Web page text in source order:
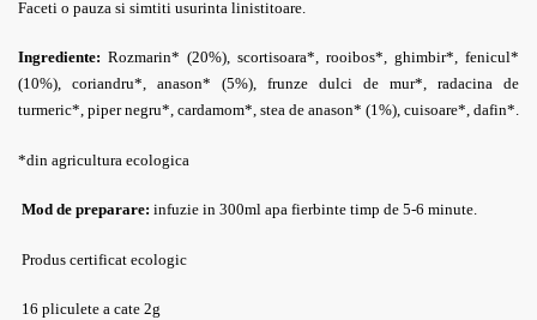
Faceti o pauza si simtiti usurinta linistitoare.
Ingrediente: Rozmarin* (20%), scortisoara*, rooibos*, ghimbir*, fenicul*
(10%), coriandru*, anason* (5%), frunze dulci de mur*, radacina de
turmeric*, piper negru*, cardamom*, stea de anason* (1%), cuisoare*, dafin*.
*din agricultura ecologica
Mod de preparare: infuzie in 300ml apa fierbinte timp de 5-6 minute.
Produs certificat ecologic
16 pliculete a cate 2g